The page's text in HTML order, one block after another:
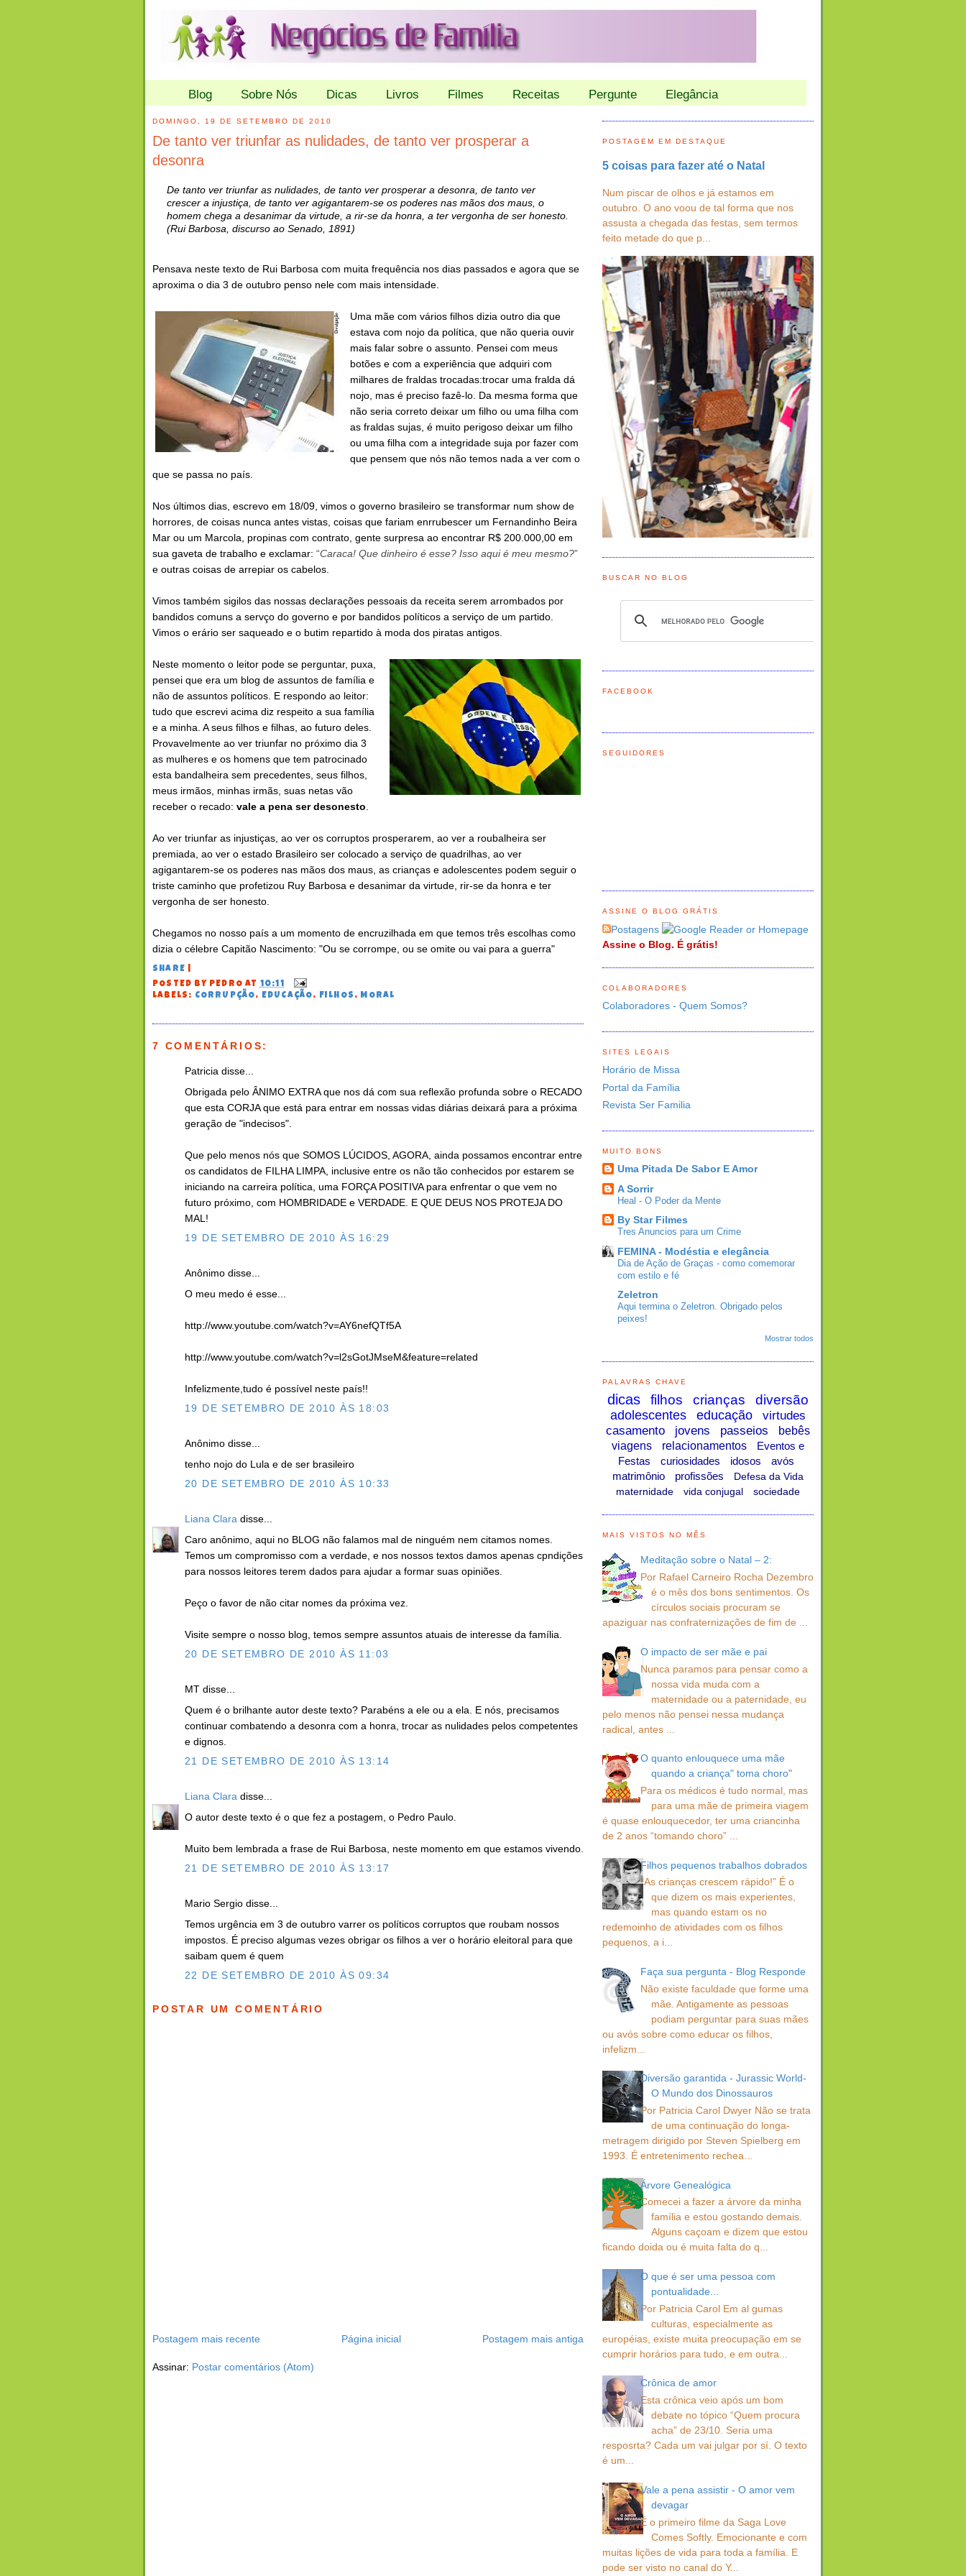
Blog Sobre Nós Dicas Livros Filmes Receitas Pergunte Elegância
DOMINGO, 19 DE SETEMBRO DE 2010
De tanto ver triunfar as nulidades, de tanto ver prosperar a
desonra
De tanto ver triunfar as nulidades, de tanto ver prosperar a desonra, de tanto ver
crescer a injustiça, de tanto ver agigantarem-se os poderes nas mãos dos maus, o
homem chega a desanimar da virtude, a rir-se da honra, a ter vergonha de ser honesto.
(Rui Barbosa, discurso ao Senado, 1891)
Pensava neste texto de Rui Barbosa com muita frequência nos dias passados e agora que se
aproxima o dia 3 de outubro penso nele com mais intensidade.
Uma mãe com vários filhos dizia outro dia que
estava com nojo da política, que não queria ouvir
mais falar sobre o assunto. Pensei com meus
botões e com a experiência que adquiri com
milhares de fraldas trocadas:trocar uma fralda dá
nojo, mas é preciso fazê-lo. Da mesma forma que
não seria correto deixar um filho ou uma filha com
as fraldas sujas, é muito perigoso deixar um filho
ou uma filha com a integridade suja por fazer com
que pensem que nós não temos nada a ver com o
que se passa no país.
Nos últimos dias, escrevo em 18/09, vimos o governo brasileiro se transformar num show de
horrores, de coisas nunca antes vistas, coisas que fariam enrrubescer um Fernandinho Beira
Mar ou um Marcola, propinas com contrato, gente surpresa ao encontrar R$ 200.000,00 em
sua gaveta de trabalho e exclamar: “Caraca! Que dinheiro é esse? Isso aqui é meu mesmo?”
e outras coisas de arrepiar os cabelos.
Vimos também sigilos das nossas declarações pessoais da receita serem arrombados por
bandidos comuns a servço do governo e por bandidos políticos a serviço de um partido.
Vimos o erário ser saqueado e o butim repartido à moda dos piratas antigos.
Neste momento o leitor pode se perguntar, puxa,
pensei que era um blog de assuntos de família e
não de assuntos políticos. E respondo ao leitor:
tudo que escrevi acima diz respeito a sua família
e a minha. A seus filhos e filhas, ao futuro deles.
Provavelmente ao ver triunfar no próximo dia 3
as mulheres e os homens que tem patrocinado
esta bandalheira sem precedentes, seus filhos,
meus irmãos, minhas irmãs, suas netas vão
receber o recado: vale a pena ser desonesto
Ao ver triunfar as injustiças, ao ver os corruptos prosperarem, ao ver a roubalheira ser
premiada, ao ver o estado Brasileiro ser colocado a serviço de quadrilhas, ao ver
agigantarem-se os poderes nas mãos dos maus, as crianças e adolescentes podem seguir o
triste caminho que profetizou Ruy Barbosa e desanimar da virtude, rir-se da honra e ter
vergonha de ser honesto.
Chegamos no nosso país a um momento de encruzilhada em que temos três escolhas como
dizia o célebre Capitão Nascimento: "Ou se corrompe, ou se omite ou vai para a guerra"
SHARE
POSTED BY PEDRO AT 10:11
LABELS: CORRUPÇÃO, EDUCAÇÃO, FILHOS , MORAL
7 COMENTÁRIOS:
Patricia disse...
Obrigada pelo ÂNIMO EXTRA que nos dá com sua reflexão profunda sobre o RECADO
que esta CORJA que está para entrar em nossas vidas diárias deixará para a próxima
geração de "indecisos".
Que pelo menos nós que SOMOS LÚCIDOS, AGORA, ainda possamos encontrar entre
os candidatos de FILHA LIMPA, inclusive entre os não tão conhecidos por estarem se
iniciando na carreira política, uma FORÇA POSITIVA para enfrentar o que vem no
futuro próximo, com HOMBRIDADE e VERDADE. E QUE DEUS NOS PROTEJA DO
MAL!
19 DE SETEMBRO DE 2010 ÀS 16:29
Anônimo disse...
O meu medo é esse...
http://www.youtube.com/watch?v=AY6nefQTf5A
http://www.youtube.com/watch?v=l2sGotJMseM&feature=related
Infelizmente,tudo é possível neste país!!
19 DE SETEMBRO DE 2010 ÀS 18:03
Anônimo disse...
tenho nojo do Lula e de ser brasileiro
20 DE SETEMBRO DE 2010 ÀS 10:33
Liana Clara disse...
Caro anônimo, aqui no BLOG não falamos mal de ninguém nem citamos nomes.
Temos um compromisso com a verdade, e nos nossos textos damos apenas cpndições
para nossos leitores terem dados para ajudar a formar suas opiniões.
Peço o favor de não citar nomes da próxima vez.
Visite sempre o nosso blog, temos sempre assuntos atuais de interesse da família.
20 DE SETEMBRO DE 2010 ÀS 11:03
MT disse...
Quem é o brilhante autor deste texto? Parabéns a ele ou a ela. E nós, precisamos
continuar combatendo a desonra com a honra, trocar as nulidades pelos competentes
e dignos.
21 DE SETEMBRO DE 2010 ÀS 13:14
Liana Clara disse...
O autor deste texto é o que fez a postagem, o Pedro Paulo.
Muito bem lembrada a frase de Rui Barbosa, neste momento em que estamos vivendo.
21 DE SETEMBRO DE 2010 ÀS 13:17
Mario Sergio disse...
Temos urgência em 3 de outubro varrer os políticos corruptos que roubam nossos
impostos. É preciso algumas vezes obrigar os filhos a ver o horário eleitoral para que
saibam quem é quem
22 DE SETEMBRO DE 2010 ÀS 09:34
POSTAR UM COMENTÁRIO
Postagem mais recente Postagem mais antiga
Página inicial
Assinar: Postar comentários (Atom)
POSTAGEM EM DESTAQUE
5 coisas para fazer até o Natal
Num piscar de olhos e já estamos em
outubro. O ano voou de tal forma que nos
assusta a chegada das festas, sem termos
feito metade do que p...
BUSCAR NO BLOG
FACEBOOK
SEGUIDORES
ASSINE O BLOG GRÁTIS
Postagens
Assine o Blog. É grátis!
COLABORADORES
Colaboradores - Quem Somos?
SITES LEGAIS
Horário de Missa
Portal da Família
Revista Ser Familia
MUITO BONS
Uma Pitada De Sabor E Amor
A Sorrir
Heal - O Poder da Mente
By Star Filmes
Tres Anuncios para um Crime
FEMINA - Modéstia e elegância
Dia de Ação de Graças - como comemorar
com estilo e fé
Zeletron
Aqui termina o Zeletron. Obrigado pelos
peixes!
Mostrar todos
PALAVRAS CHAVE
dicas filhos crianças diversão
adolescentes educação
virtudes
casamento
jovens passeios
bebês
viagens
relacionamentos
Eventos e
Festas
curiosidades idosos
avós
matrimônio
profissões
Defesa da Vida
maternidade
vida conjugal sociedade
MAIS VISTOS NO MÊS
Meditação sobre o Natal – 2:
Por Rafael Carneiro Rocha Dezembro
é o mês dos bons sentimentos. Os
círculos sociais procuram se
apaziguar nas confraternizações de fim de ...
O impacto de ser mãe e pai
Nunca paramos para pensar como a
nossa vida muda com a
maternidade ou a paternidade, eu
pelo menos não pensei nessa mudança
radical, antes ...
O quanto enlouquece uma mãe
quando a criança" toma choro"
Para os médicos é tudo normal, mas
para uma mãe de primeira viagem
é quase enlouquecedor, ter uma criancinha
de 2 anos “tomando choro” ...
Filhos pequenos trabalhos dobrados
“As crianças crescem rápido!” É o
que dizem os mais experientes,
mas quando estam os no
redemoinho de atividades com os filhos
pequenos, a i...
Faça sua pergunta - Blog Responde
Não existe faculdade que forme uma
mãe. Antigamente as pessoas
podiam perguntar para suas mães
ou avós sobre como educar os filhos,
infelizm...
Diversão garantida - Jurassic World-
O Mundo dos Dinossauros
Por Patricia Carol Dwyer Não se trata
de uma continuação do longa-
metragem dirigido por Steven Spielberg em
1993. É entretenimento rechea...
Árvore Genealógica
Comecei a fazer a árvore da minha
família e estou gostando demais.
Alguns caçoam e dizem que estou
ficando doida ou é muita falta do q...
O que é ser uma pessoa com
pontualidade...
Por Patricia Carol Em al gumas
culturas, especialmente as
européias, existe muita preocupação em se
cumprir horários para tudo, e em outra...
Crônica de amor
Esta crônica veio após um bom
debate no tópico “Quem procura
acha” de 23/10. Seria uma
resposrta? Cada um vai julgar por sí. O texto
é um...
Vale a pena assistir - O amor vem
devagar
É o primeiro filme da Saga Love
Comes Softly. Emocionante e com
muitas lições de vida para toda a família. E
pode ser visto no canal do Y...